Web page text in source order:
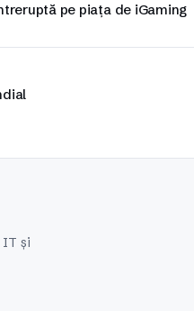
pe piața de iGaming
IT și